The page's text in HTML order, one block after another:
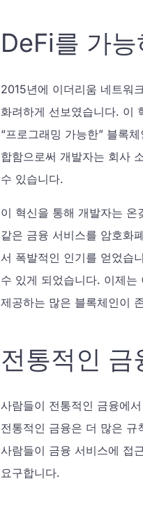
DeFi를 가
2015년에 이더리움 네트워
화려하게 선보였습니다. 이
“프로그래밍 가능한” 블록
합함으로써 개발자는 회사
수 있습니다.
이 혁신을 통해 개발자는
같은 금융 서비스를 암호화
서 폭발적인 인기를 얻었습
수 있게 되었습니다. 이제
제공하는 많은 블록체인이
전통적인 금
사람들이 전통적인 금융에
전통적인 금융은 더 많은
사람들이 금융 서비스에 접
요구합니다.